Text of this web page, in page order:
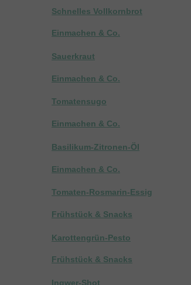
Schnelles Vollkornbrot
Einmachen & Co.
Sauerkraut
Einmachen & Co.
Tomatensugo
Einmachen & Co.
Basilikum-Zitronen-Öl
Einmachen & Co.
Tomaten-Rosmarin-Essig
Frühstück & Snacks
Karottengrün-Pesto
Frühstück & Snacks
Ingwer-Shot